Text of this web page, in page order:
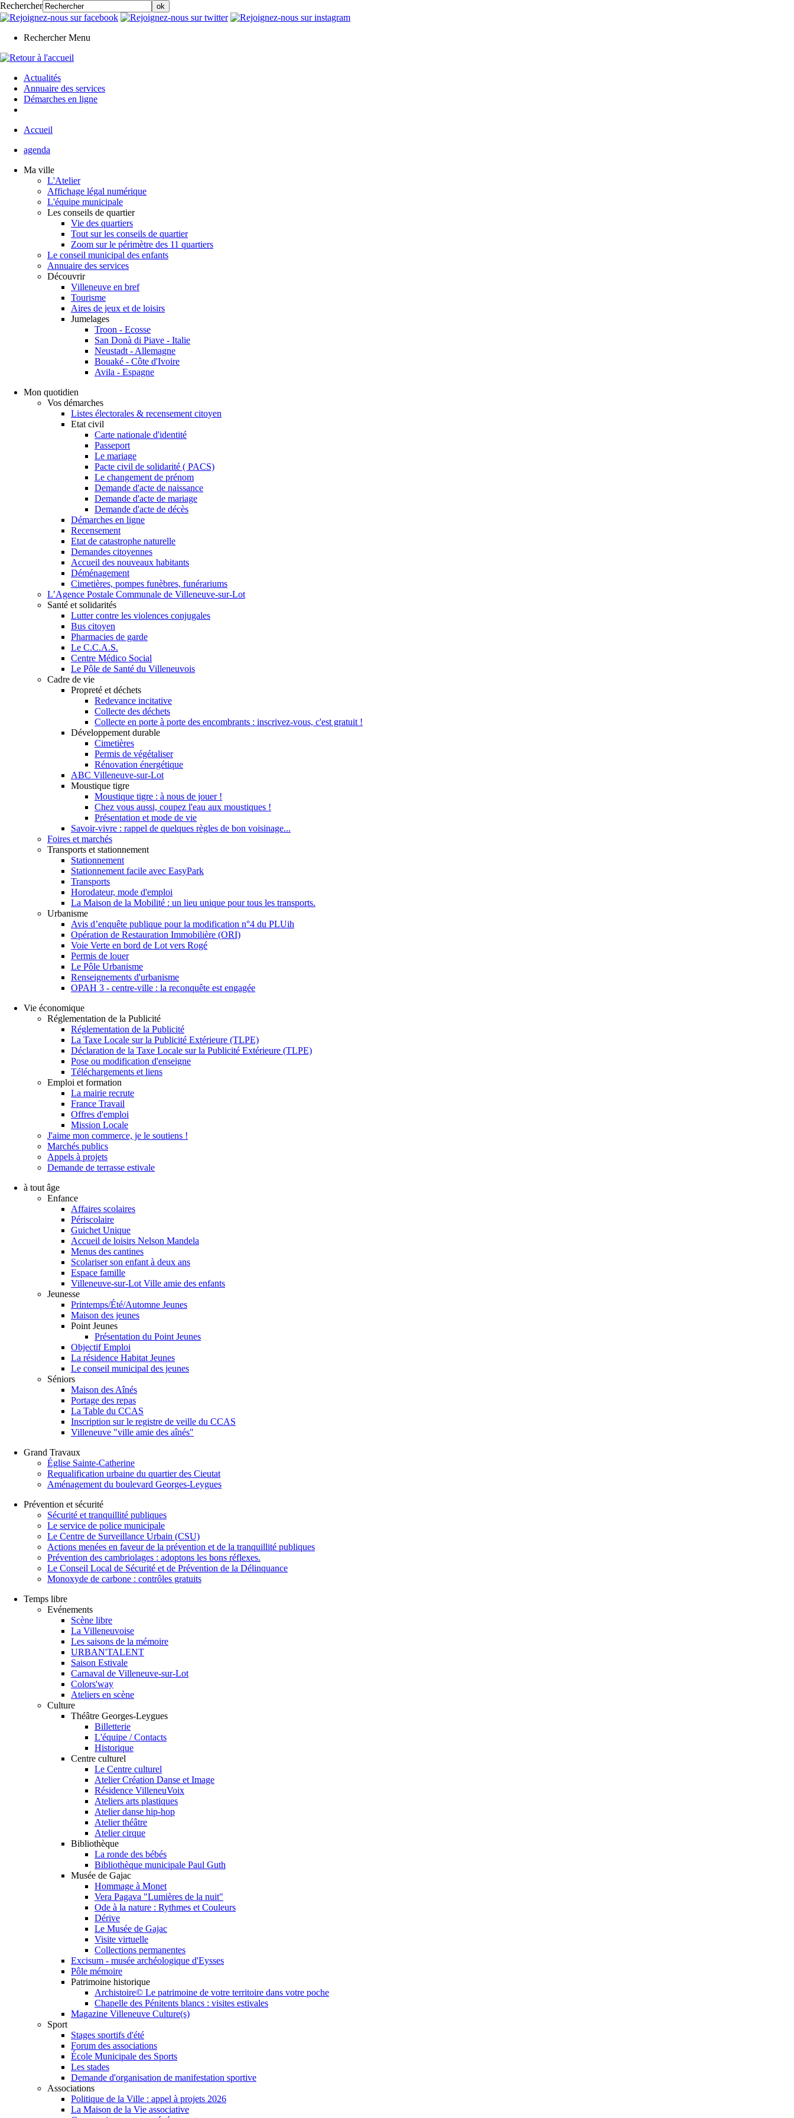
Rechercher
Rechercher Menu
Actualités
Annuaire des services
Démarches en ligne
Accueil
agenda
Ma ville
L'Atelier
Affichage légal numérique
L'équipe municipale
Les conseils de quartier
Vie des quartiers
Tout sur les conseils de quartier
Zoom sur le périmètre des 11 quartiers
Le conseil municipal des enfants
Annuaire des services
Découvrir
Villeneuve en bref
Tourisme
Aires de jeux et de loisirs
Jumelages
Troon - Ecosse
San Donà di Piave - Italie
Neustadt - Allemagne
Bouaké - Côte d'Ivoire
Avila - Espagne
Mon quotidien
Vos démarches
Listes électorales & recensement citoyen
Etat civil
Carte nationale d'identité
Passeport
Le mariage
Pacte civil de solidarité ( PACS)
Le changement de prénom
Demande d'acte de naissance
Demande d'acte de mariage
Demande d'acte de décès
Démarches en ligne
Recensement
Etat de catastrophe naturelle
Demandes citoyennes
Accueil des nouveaux habitants
Déménagement
Cimetières, pompes funèbres, funérariums
L’Agence Postale Communale de Villeneuve-sur-Lot
Santé et solidarités
Lutter contre les violences conjugales
Bus citoyen
Pharmacies de garde
Le C.C.A.S.
Centre Médico Social
Le Pôle de Santé du Villeneuvois
Cadre de vie
Propreté et déchets
Redevance incitative
Collecte des déchets
Collecte en porte à porte des encombrants : inscrivez-vous, c'est gratuit !
Développement durable
Cimetières
Permis de végétaliser
Rénovation énergétique
ABC Villeneuve-sur-Lot
Moustique tigre
Moustique tigre : à nous de jouer !
Chez vous aussi, coupez l'eau aux moustiques !
Présentation et mode de vie
Savoir-vivre : rappel de quelques règles de bon voisinage...
Foires et marchés
Transports et stationnement
Stationnement
Stationnement facile avec EasyPark
Transports
Horodateur, mode d'emploi
La Maison de la Mobilité : un lieu unique pour tous les transports.
Urbanisme
Avis d’enquête publique pour la modification n°4 du PLUih
Opération de Restauration Immobilière (ORI)
Voie Verte en bord de Lot vers Rogé
Permis de louer
Le Pôle Urbanisme
Renseignements d'urbanisme
OPAH 3 - centre-ville : la reconquête est engagée
Vie économique
Réglementation de la Publicité
Réglementation de la Publicité
La Taxe Locale sur la Publicité Extérieure (TLPE)
Déclaration de la Taxe Locale sur la Publicité Extérieure (TLPE)
Pose ou modification d'enseigne
Téléchargements et liens
Emploi et formation
La mairie recrute
France Travail
Offres d'emploi
Mission Locale
J'aime mon commerce, je le soutiens !
Marchés publics
Appels à projets
Demande de terrasse estivale
à tout âge
Enfance
Affaires scolaires
Périscolaire
Guichet Unique
Accueil de loisirs Nelson Mandela
Menus des cantines
Scolariser son enfant à deux ans
Espace famille
Villeneuve-sur-Lot Ville amie des enfants
Jeunesse
Printemps/Été/Automne Jeunes
Maison des jeunes
Point Jeunes
Présentation du Point Jeunes
Objectif Emploi
La résidence Habitat Jeunes
Le conseil municipal des jeunes
Séniors
Maison des Aînés
Portage des repas
La Table du CCAS
Inscription sur le registre de veille du CCAS
Villeneuve "ville amie des aînés"
Grand Travaux
Église Sainte-Catherine
Requalification urbaine du quartier des Cieutat
Aménagement du boulevard Georges-Leygues
Prévention et sécurité
Sécurité et tranquillité publiques
Le service de police municipale
Le Centre de Surveillance Urbain (CSU)
Actions menées en faveur de la prévention et de la tranquillité publiques
Prévention des cambriolages : adoptons les bons réflexes.
Le Conseil Local de Sécurité et de Prévention de la Délinquance
Monoxyde de carbone : contrôles gratuits
Temps libre
Evénements
Scène libre
La Villeneuvoise
Les saisons de la mémoire
URBAN'TALENT
Saison Estivale
Carnaval de Villeneuve-sur-Lot
Colors'way
Ateliers en scène
Culture
Théâtre Georges-Leygues
Billetterie
L'équipe / Contacts
Historique
Centre culturel
Le Centre culturel
Atelier Création Danse et Image
Résidence VilleneuVoix
Ateliers arts plastiques
Atelier danse hip-hop
Atelier théâtre
Atelier cirque
Bibliothèque
La ronde des bébés
Bibliothèque municipale Paul Guth
Musée de Gajac
Hommage à Monet
Vera Pagava "Lumières de la nuit"
Ode à la nature : Rythmes et Couleurs
Dérive
Le Musée de Gajac
Visite virtuelle
Collections permanentes
Excisum - musée archéologique d'Eysses
Pôle mémoire
Patrimoine historique
Archistoire© Le patrimoine de votre territoire dans votre poche
Chapelle des Pénitents blancs : visites estivales
Magazine Villeneuve Culture(s)
Sport
Stages sportifs d'été
Forum des associations
École Municipale des Sports
Les stades
Demande d'organisation de manifestation sportive
Associations
Politique de la Ville : appel à projets 2026
La Maison de la Vie associative